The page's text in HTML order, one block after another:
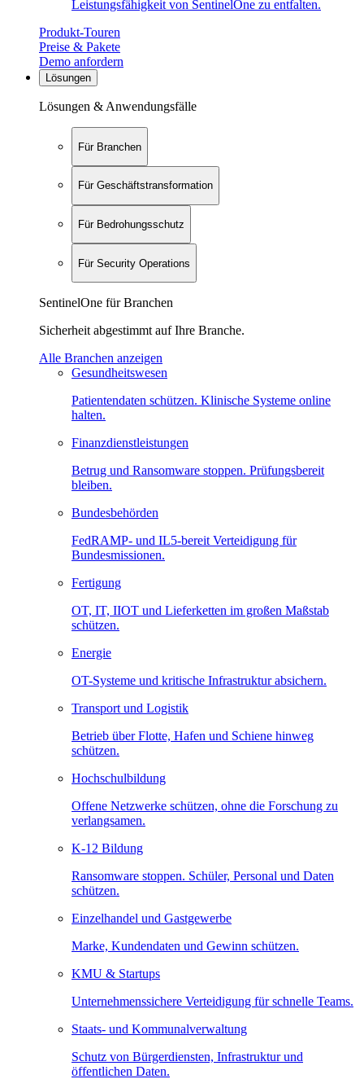
Leistungsfähigkeit von SentinelOne zu entfalten.
Produkt-Touren
Preise & Pakete
Demo anfordern
Lösungen
Lösungen & Anwendungsfälle
Für Branchen
Für Geschäftstransformation
Für Bedrohungsschutz
Für Security Operations
SentinelOne für Branchen
Sicherheit abgestimmt auf Ihre Branche.
Alle Branchen anzeigen
Gesundheitswesen
Patientendaten schützen. Klinische Systeme online
halten.
Finanzdienstleistungen
Betrug und Ransomware stoppen. Prüfungsbereit
bleiben.
Bundesbehörden
FedRAMP- und IL5-bereit Verteidigung für
Bundesmissionen.
Fertigung
OT, IT, IIOT und Lieferketten im großen Maßstab
schützen.
Energie
OT-Systeme und kritische Infrastruktur absichern.
Transport und Logistik
Betrieb über Flotte, Hafen und Schiene hinweg
schützen.
Hochschulbildung
Offene Netzwerke schützen, ohne die Forschung zu
verlangsamen.
K-12 Bildung
Ransomware stoppen. Schüler, Personal und Daten
schützen.
Einzelhandel und Gastgewerbe
Marke, Kundendaten und Gewinn schützen.
KMU & Startups
Unternehmenssichere Verteidigung für schnelle Teams.
Staats- und Kommunalverwaltung
Schutz von Bürgerdiensten, Infrastruktur und
öffentlichen Daten.